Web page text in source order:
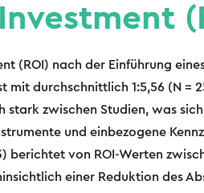
(ROI) nach der Einführung
mit durchschnittlich 1:5,56 (N =
stark zwischen Studien, was
und einbezogene
berichtet von ROI-Werten
einer Reduktion des